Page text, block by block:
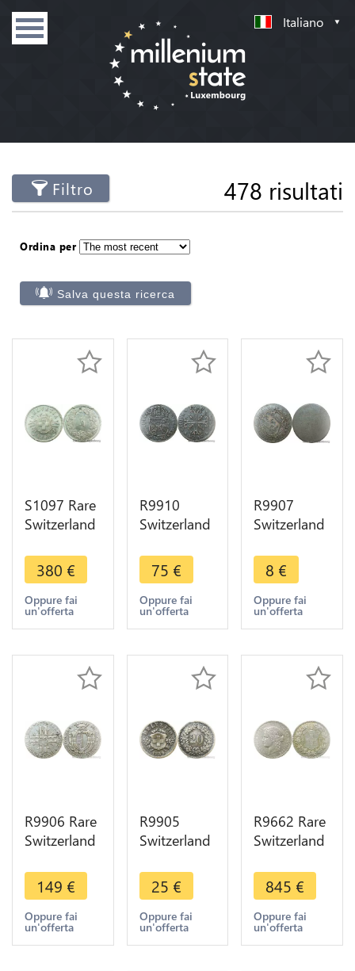
Italiano
Filtro 478 risultati
Ordina per
Salva questa ricerca
S1097 Rare
Switzerland
Rappen
1850 BB
Strasbourg
PCGS MS64
380 €
Oppure fai
un'offerta
R9910
Switzerland
1/2 Batzen
Friedrich
Wilhelm II
1790 ->
75 €
Oppure fai
un'offerta
R9907
Switzerland
Batzen Bear
1717 1798
-> Make
Offer
8 €
Oppure fai
un'offerta
R9906 Rare
Switzerland
Kreuzer
1793 Silver
-> Make
offer
149 €
Oppure fai
un'offerta
R9905
Switzerland
Helvetia
1859 B
Berne ->
Make Offer
25 €
Oppure fai
un'offerta
R9662 Rare
Switzerland
Confederatio
Helvetia
1888 B
Berne Silver
845 €
Oppure fai
un'offerta